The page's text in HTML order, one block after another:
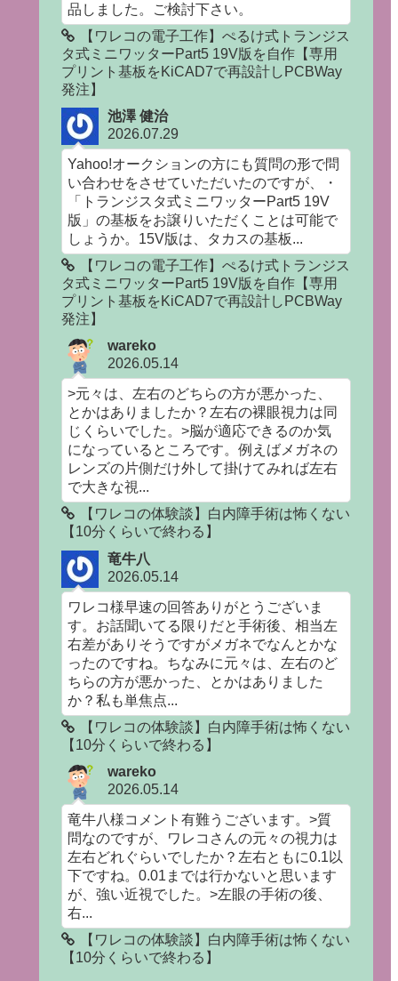
品しました。ご検討下さい。
【ワレコの電子工作】ぺるけ式トランジス
タ式ミニワッターPart5 19V版を自作【専用
プリント基板をKiCAD7で再設計しPCBWay
発注】
池澤 健治
2026.07.29
Yahoo!オークションの方にも質問の形で問
い合わせをさせていただいたのですが、・
「トランジスタ式ミニワッターPart5 19V
版」の基板をお譲りいただくことは可能で
しょうか。15V版は、タカスの基板...
【ワレコの電子工作】ぺるけ式トランジス
タ式ミニワッターPart5 19V版を自作【専用
プリント基板をKiCAD7で再設計しPCBWay
発注】
wareko
2026.05.14
>元々は、左右のどちらの方が悪かった、
とかはありましたか？左右の裸眼視力は同
じくらいでした。>脳が適応できるのか気
になっているところです。例えばメガネの
レンズの片側だけ外して掛けてみれば左右
で大きな視...
【ワレコの体験談】白内障手術は怖くない
【10分くらいで終わる】
竜牛八
2026.05.14
ワレコ様早速の回答ありがとうございま
す。お話聞いてる限りだと手術後、相当左
右差がありそうですがメガネでなんとかな
ったのですね。ちなみに元々は、左右のど
ちらの方が悪かった、とかはありました
か？私も単焦点...
【ワレコの体験談】白内障手術は怖くない
【10分くらいで終わる】
wareko
2026.05.14
竜牛八様コメント有難うございます。>質
問なのですが、ワレコさんの元々の視力は
左右どれぐらいでしたか？左右ともに0.1以
下ですね。0.01までは行かないと思います
が、強い近視でした。>左眼の手術の後、
右...
【ワレコの体験談】白内障手術は怖くない
【10分くらいで終わる】